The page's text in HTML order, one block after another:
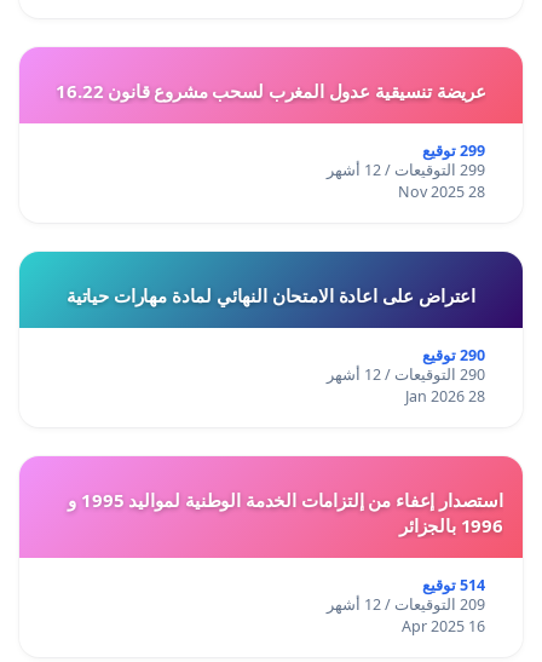
عريضة تنسيقية عدول المغرب لسحب مشروع قانون 16.22
299 توقيع
299 التوقيعات / 12 أشهر
28 Nov 2025
اعتراض على اعادة الامتحان النهائي لمادة مهارات حياتية
290 توقيع
290 التوقيعات / 12 أشهر
28 Jan 2026
استصدار إعفاء من إلتزامات الخدمة الوطنية لمواليد 1995 و
1996 بالجزائر
514 توقيع
209 التوقيعات / 12 أشهر
16 Apr 2025